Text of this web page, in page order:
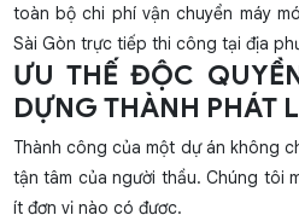
toàn bộ chi phí vận chuyển máy
Sài Gòn trực tiếp thi công tại địa
ƯU THẾ ĐỘC
DỰNG THÀNH PHÁT
Thành công của một dự án không
tận tâm của người thầu. Chúng tôi
ít đơn vị nào có được.